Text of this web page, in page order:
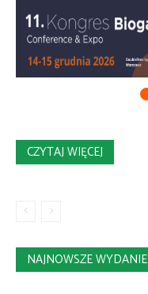
CZYTAJ WIĘCEJ
NAJNOWSZE WYDANIE